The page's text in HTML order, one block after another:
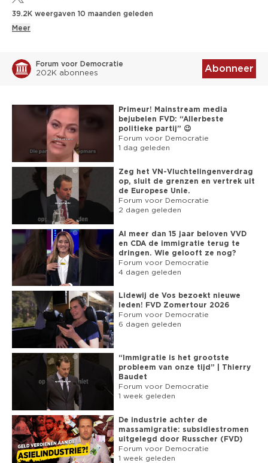
39.2K weergaven 10 maanden geleden
Meer
Forum voor Democratie
202K abonnees
Abonneer
Primeur! Mainstream media
bejubelen FVD: “Allerbeste
politieke partij” 😉
Forum voor Democratie
1 dag geleden
Zeg het VN-Vluchtelingenverdrag
op, sluit de grenzen en vertrek uit
de Europese Unie.
Forum voor Democratie
2 dagen geleden
Al meer dan 15 jaar beloven VVD
en CDA de immigratie terug te
dringen. Wie gelooft ze nog?
Forum voor Democratie
4 dagen geleden
Lidewij de Vos bezoekt nieuwe
leden! FVD Zomertour 2026
Forum voor Democratie
6 dagen geleden
“Immigratie is het grootste
probleem van onze tijd” | Thierry
Baudet
Forum voor Democratie
1 week geleden
De industrie achter de
massamigratie: subsidiestromen
uitgelegd door Russcher (FVD)
Forum voor Democratie
1 week geleden